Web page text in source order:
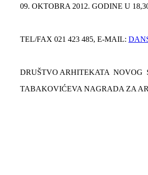
09. OKTOBRA 2012. GODINE U
TEL/FAX 021 423 485, E-MAIL:
DRUŠTVO ARHITEKATA NOVOG
TABAKOVIĆEVA NAGRADA ZA